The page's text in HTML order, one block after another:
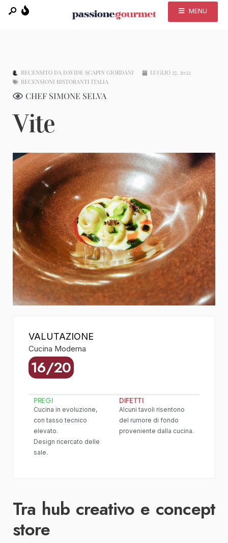
MENU
RECENSITO DA DAVIDE SCAPIN GIORDANI
LUGLIO 27, 2022
RECENSIONI RISTORANTI ITALIA
CHEF SIMONE SELVA
Vite
VALUTAZIONE
Cucina Moderna
16/20
PREGI
Cucina in evoluzione,
con tasso tecnico
elevato.
Design ricercato delle
sale.
DIFETTI
Alcuni tavoli risentono
del rumore di fondo
proveniente dalla cucina.
Tra hub creativo e concept
store